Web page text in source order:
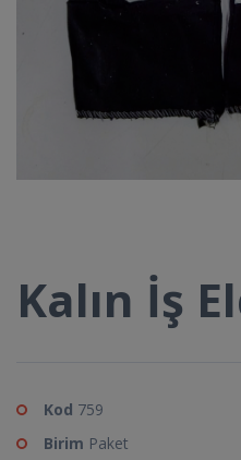
Kalın İş
Kod 759
Birim Paket